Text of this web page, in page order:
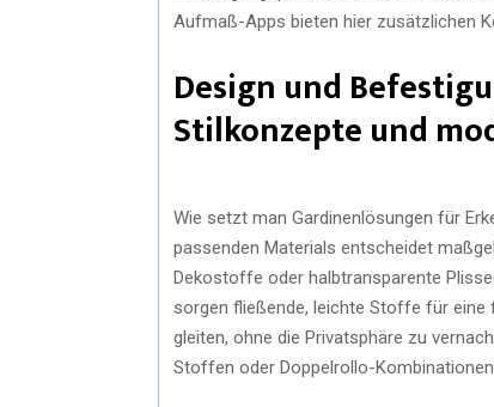
Aufmaß-Apps bieten hier zusätzlichen
Design und
Stilkonzepte und
Wie setzt man Gardinenlösungen für
passenden Materials entscheidet
Dekostoffe oder halbtransparente
sorgen fließende, leichte Stoffe für
gleiten, ohne die Privatsphäre zu
Stoffen oder Doppelrollo-